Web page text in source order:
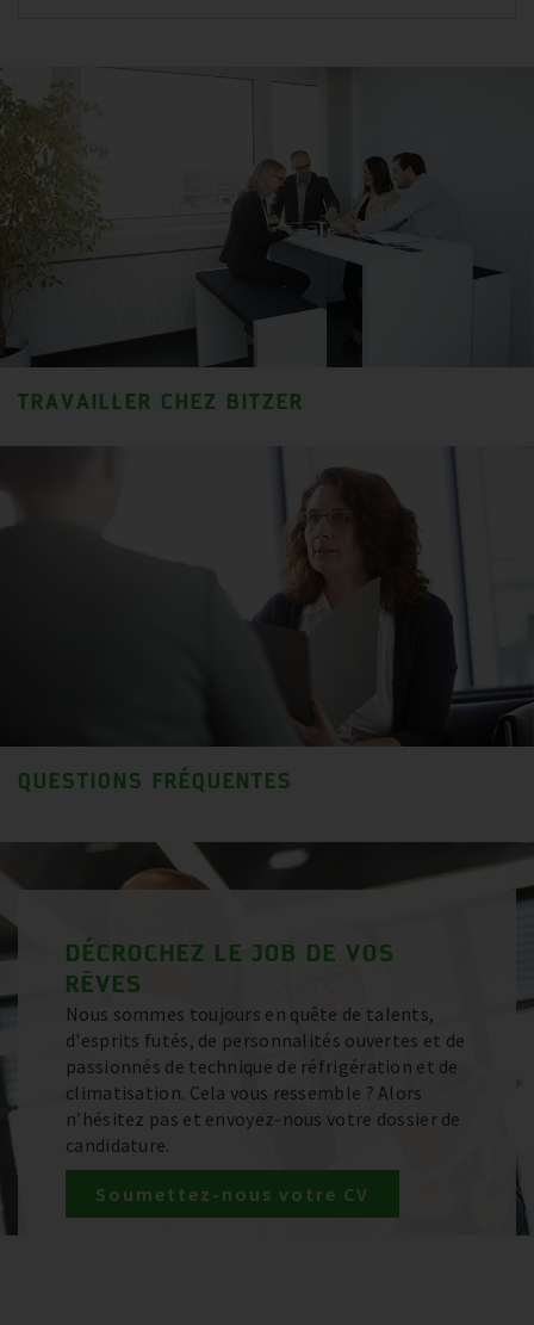
TRAVAILLER CHEZ BITZER
QUESTIONS FRÉQUENTES
DÉCROCHEZ LE JOB DE VOS
RÊVES
Nous sommes toujours en quête de talents,
d'esprits futés, de personnalités ouvertes et de
passionnés de technique de réfrigération et de
climatisation. Cela vous ressemble ? Alors
n’hésitez pas et envoyez-nous votre dossier de
candidature.
Soumettez-nous votre CV